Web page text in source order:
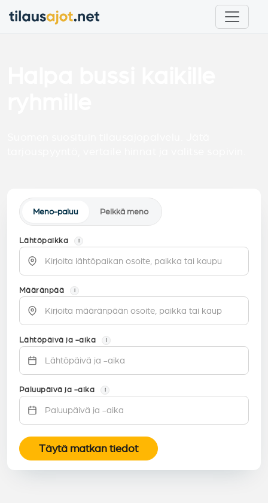
Meno-paluu Pelkkä meno
Lähtöpaikka i
Määränpää i
Lähtöpäivä ja -aika i
Paluupäivä ja -aika i
Täytä matkan tiedot